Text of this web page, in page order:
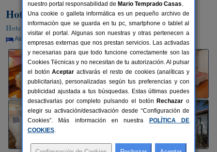
Hotel y Bungalows Balcón de Cómpeta
Hotel Rural en Cómpeta (Málaga)
Alquiler por habitaciones 10+10 plazas 55 km de Málaga
nuestro portal responsabilidad de Mario Temprado Casas.
Una cookie o galleta informática es un pequeño archivo de
información que se guarda en tu pc, smartphone o tablet al
visitar el portal. Algunas son nuestras y otras pertenecen a
empresas externas que nos prestan servicios. Las activadas
y necesarias para que todo funcione correctamente son las
Cookies Técnicas y no necesitan de tu autorización. Al pulsar
el botónAceptar activarás el resto de cookies (analíticas y
publicitarias), personalizadas según tus preferencias y con
publicidad ajustada a tus búsquedas. Estas últimas puedes
desactivarlas por completo pulsando el botón Rechazar o
elegir su activación/desactivación desde “Configuración de
Cookies”. Más información en nuestra
POLÍTICA DE
COOKIES.